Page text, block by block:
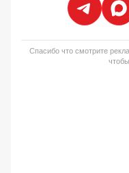
Спасибо что смотрите